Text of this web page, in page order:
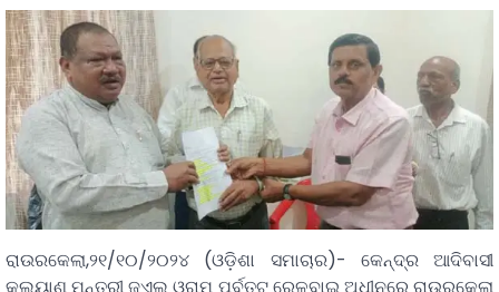
ରାଉରକେଲା,୨୧/୧୦/୨୦୨୪ (ଓଡ଼ିଶା ସମାଚାର)- କେନ୍ଦ୍ର ଆଦିବାସୀ